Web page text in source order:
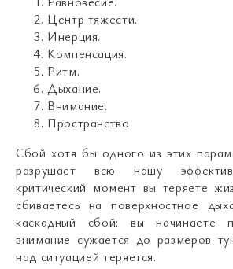
Центр тяжести.
Инерция.
Компенсация.
Ритм.
Дыхание.
Внимание.
Пространство.
Сбой хотя бы одного из этих
разрушает всю нашу
критический момент вы теряете
сбиваетесь на поверхностное
каскадный сбой: вы начинаете
внимание сужается до размеров
над ситуацией теряется.